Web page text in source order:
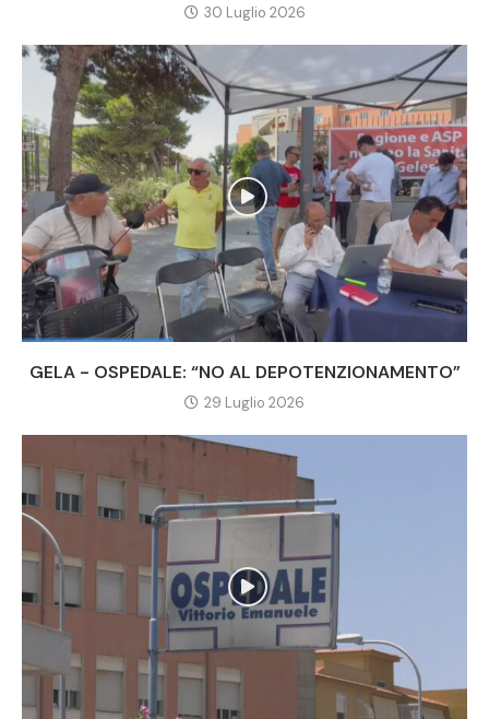
30 Luglio 2026
GELA - OSPEDALE: “NO AL DEPOTENZIONAMENTO”
29 Luglio 2026